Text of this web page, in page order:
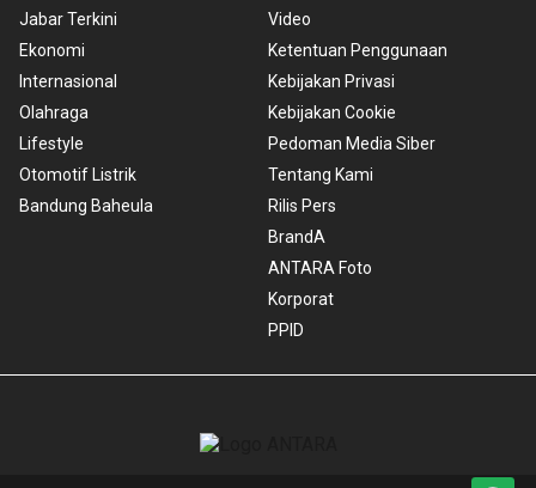
Jabar Terkini
Ekonomi
Internasional
Olahraga
Lifestyle
Otomotif Listrik
Bandung Baheula
Video
Ketentuan Penggunaan
Kebijakan Privasi
Kebijakan Cookie
Pedoman Media Siber
Tentang Kami
Rilis Pers
BrandA
ANTARA Foto
Korporat
PPID